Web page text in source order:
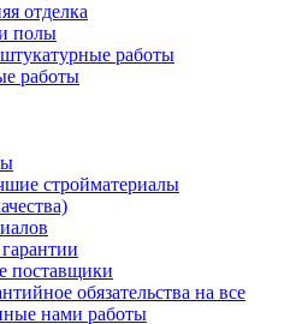
отделка
полы
работы
работы
стройматериалы
поставщики
обязательства на все
нами работы